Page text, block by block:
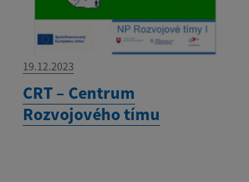
19.12.2023
CRT – Centrum
Rozvojového tímu